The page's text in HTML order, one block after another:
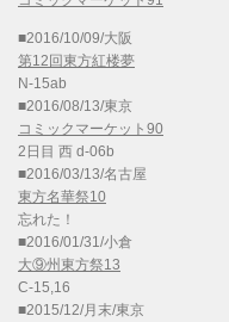
■2016/10/09/大阪
第12回東方紅楼夢
N-15ab
■2016/08/13/東京
コミックマーケット90
2日目 西 d-06b
■2016/03/13/名古屋
東方名華祭10
忘れた！
■2016/01/31/小倉
大⑨州東方祭13
C-15,16
■2015/12/月末/東京